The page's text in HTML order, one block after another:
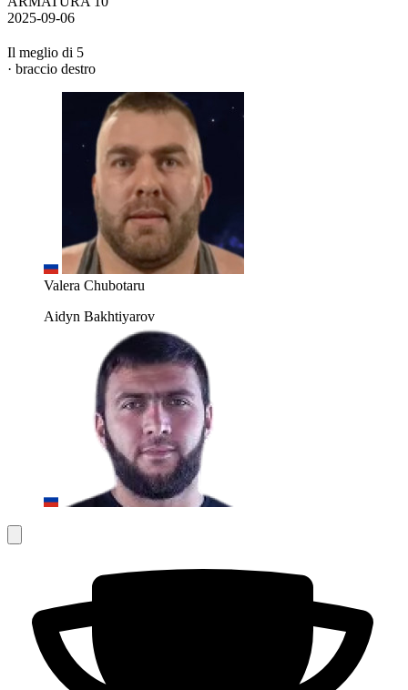
2025-09-06
Il meglio di 5
· braccio destro
Valera Chubotaru
Aidyn Bakhtiyarov